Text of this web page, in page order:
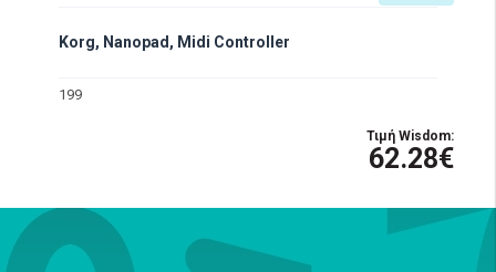
Korg, Nanopad, Midi Controller
199
Τιμή Wisdom:
62.28€